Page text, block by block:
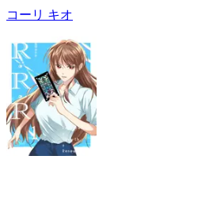
コーリ キオ